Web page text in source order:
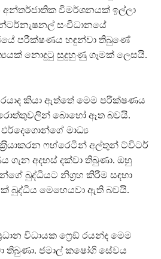
විමර්ශනයක් ඉල්ලා
සංවිධානයේ
පරීක්ෂණය හඳුන්වා තිබුණේ
නොදුටු සුදුහුණු ගෑමක් ලෙසයි.
කියා ඇත්තේ මෙම පරීක්ෂණය
බොහෝ ඈත බවයි.
මාධ්‍ය
ෆහ්රෙටින් අල්තුන් ට්විටර්
අදහස් දක්වා තිබුණා. ඔහු
බුද්ධියට නිග‍්‍රහ කිරීම සඳහා
බුද්ධිය මෙහෙයවා ඇති බවයි.
විධායක ෆ්‍රෙඞ් රයන්ද මෙම
තිබුණා. ජමාල් කෂෝගි සේවය